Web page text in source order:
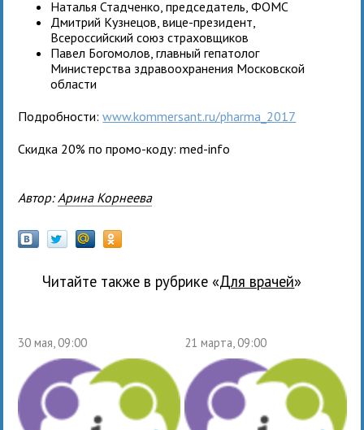
Наталья Стадченко, председатель, ФОМС
Дмитрий Кузнецов, вице-президент,
Всероссийский союз страховщиков
Павел Богомолов, главный гепатолог
Министерства здравоохранения Московской
области
Подробности:www.kommersant.ru/pharma_2017
Скидка 20% по промо-коду: med-info
Автор: Арина Корнеева
Читайте также в рубрике « для врачей»
30 мая, 09:00 21 марта, 09:00